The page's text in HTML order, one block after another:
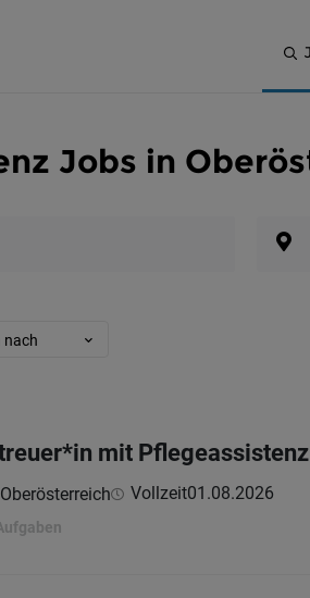
Jobs in
nach
mit Pflegeassistenz
Vollzeit01.08.2026